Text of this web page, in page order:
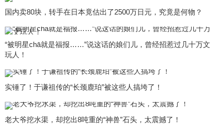
国内卖80块，转手在日本竟估出了2500万日元，究竟是何物？
“被明星chā就是福报……”说这话的娘们儿，曾经招惹过几十万文
玩人！
实锤了！于谦祖传的“长颈鹿珀”被这些人搞垮了！
老大爷挖水渠，却挖出8吨重的“神兽”石头，太震撼了！